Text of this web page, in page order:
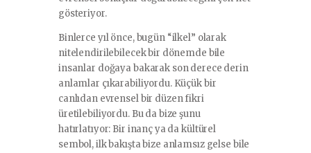
gösteriyor.
Binlerce yıl önce, bugün “ilkel” olarak
nitelendirilebilecek bir dönemde bile
insanlar doğaya bakarak son derece derin
anlamlar çıkarabiliyordu. Küçük bir
canlıdan evrensel bir düzen fikri
üretilebiliyordu. Bu da bize şunu
hatırlatıyor: Bir inanç ya da kültürel
sembol, ilk bakışta bize anlamsız gelse bile